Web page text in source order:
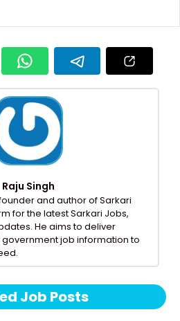
Raju Singh
founder and author of Sarkari
for the latest Sarkari Jobs,
He aims to deliver
job information to
Job Posts